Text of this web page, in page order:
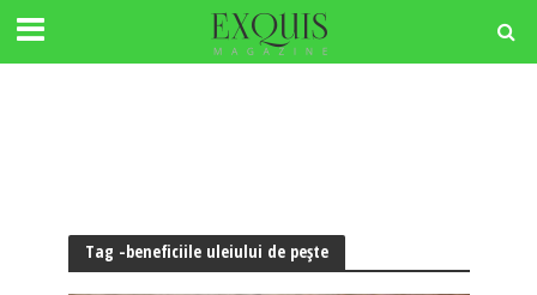
Tag -beneficiile uleiului de pește